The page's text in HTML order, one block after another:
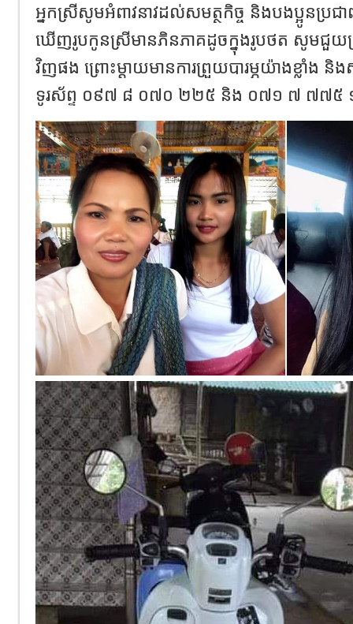
អ្នកស្រីសូមអំពាវនាវដល់សមត្ថកិច្ច និងបងប្អូនប្រជ
ឃើញរូបកូនស្រីមានភិនភាគដូចក្នុងរូបថត សូមជួយប្
វិញផង ព្រោះម្ដាយមានការព្រួយបារម្ភយ៉ាងខ្លាំង
ទូរស័ព្ទ ០៩៧ ៨ ០៧០ ២២៥ និង ០៧១ ៧ ៧៧